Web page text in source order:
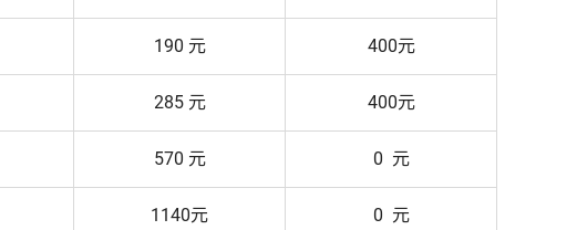
190 元 400元
285 元 400元
570 元 0 元
1140元 0 元